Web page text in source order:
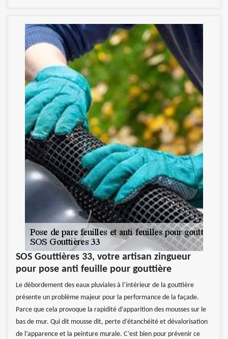
SOS Gouttières 33, votre artisan zingueur
pour pose anti feuille pour gouttière
Le débordement des eaux pluviales à l’intérieur de la gouttière
présente un problème majeur pour la performance de la façade.
Parce que cela provoque la rapidité d’apparition des mousses sur le
bas de mur. Qui dit mousse dit, perte d’étanchéité et dévalorisation
de l’apparence et la peinture murale. C’est bien pour prévenir ce